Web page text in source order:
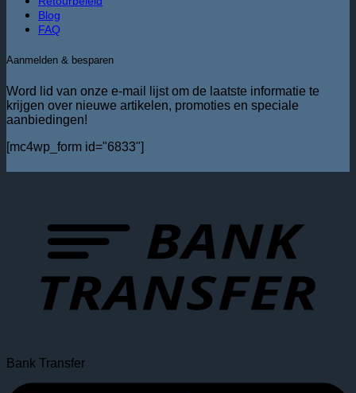
Blog
FAQ
Aanmelden & besparen
Word lid van onze e-mail lijst om de laatste informatie te
krijgen over nieuwe artikelen, promoties en speciale
aanbiedingen!
[mc4wp_form id="6833"]
Bank Transfer